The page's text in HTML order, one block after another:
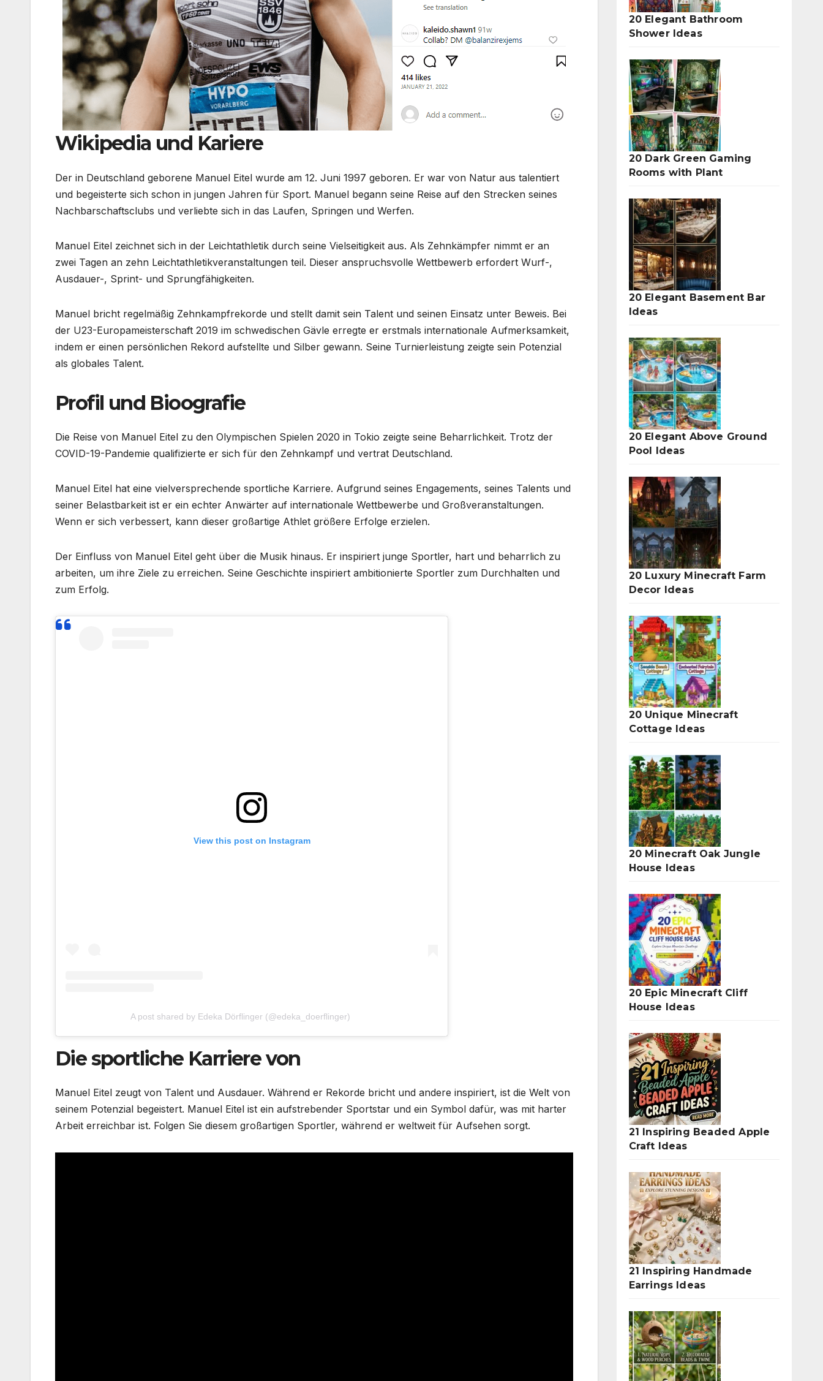
Wikipedia und Kariere
Der in Deutschland geborene Manuel Eitel wurde am 12. Juni 1997 geboren. Er war von Natur aus talentiert
und begeisterte sich schon in jungen Jahren für Sport. Manuel begann seine Reise auf den Strecken seines
Nachbarschaftsclubs und verliebte sich in das Laufen, Springen und Werfen.
Manuel Eitel zeichnet sich in der Leichtathletik durch seine Vielseitigkeit aus. Als Zehnkämpfer nimmt er an
zwei Tagen an zehn Leichtathletikveranstaltungen teil. Dieser anspruchsvolle Wettbewerb erfordert Wurf-,
Ausdauer-, Sprint- und Sprungfähigkeiten.
Manuel bricht regelmäßig Zehnkampfrekorde und stellt damit sein Talent und seinen Einsatz unter Beweis. Bei
der U23-Europameisterschaft 2019 im schwedischen Gävle erregte er erstmals internationale Aufmerksamkeit,
indem er einen persönlichen Rekord aufstellte und Silber gewann. Seine Turnierleistung zeigte sein Potenzial
als globales Talent.
Profil und Bioografie
Die Reise von Manuel Eitel zu den Olympischen Spielen 2020 in Tokio zeigte seine Beharrlichkeit. Trotz der
COVID-19-Pandemie qualifizierte er sich für den Zehnkampf und vertrat Deutschland.
Manuel Eitel hat eine vielversprechende sportliche Karriere. Aufgrund seines Engagements, seines Talents und
seiner Belastbarkeit ist er ein echter Anwärter auf internationale Wettbewerbe und Großveranstaltungen.
Wenn er sich verbessert, kann dieser großartige Athlet größere Erfolge erzielen.
Der Einfluss von Manuel Eitel geht über die Musik hinaus. Er inspiriert junge Sportler, hart und beharrlich zu
arbeiten, um ihre Ziele zu erreichen. Seine Geschichte inspiriert ambitionierte Sportler zum Durchhalten und
zum Erfolg.
View this post on Instagram
A post shared by Edeka Dörflinger (@edeka_doerflinger)
Die sportliche Karriere von
Manuel Eitel zeugt von Talent und Ausdauer. Während er Rekorde bricht und andere inspiriert, ist die Welt von
seinem Potenzial begeistert. Manuel Eitel ist ein aufstrebender Sportstar und ein Symbol dafür, was mit harter
Arbeit erreichbar ist. Folgen Sie diesem großartigen Sportler, während er weltweit für Aufsehen sorgt.
20 Elegant Bathroom
Shower Ideas
20 Dark Green Gaming
Rooms with Plant
20 Elegant Basement Bar
Ideas
20 Elegant Above Ground
Pool Ideas
20 Luxury Minecraft Farm
Decor Ideas
20 Unique Minecraft
Cottage Ideas
20 Minecraft Oak Jungle
House Ideas
20 Epic Minecraft Cliff
House Ideas
21 Inspiring Beaded Apple
Craft Ideas
21 Inspiring Handmade
Earrings Ideas